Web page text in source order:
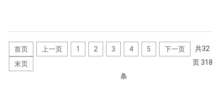
首页 上一页 1 2 3 4 5
下一页
末页
共32
页318
条